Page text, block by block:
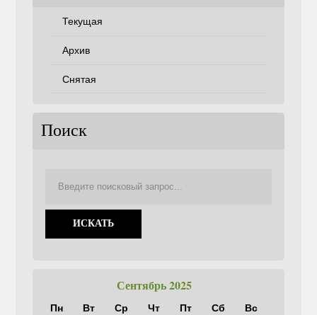
Текущая
Архив
Снятая
Поиск
Сентябрь 2025
Пн Вт Ср Чт Пт Сб
Вс